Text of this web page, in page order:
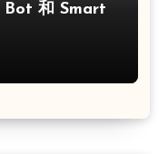
Bot 和 Smart